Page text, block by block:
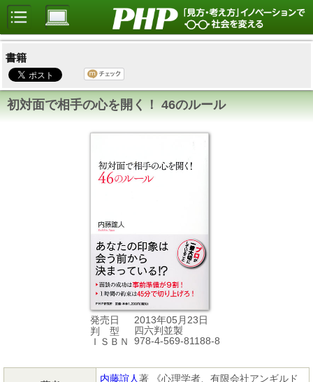
書籍
初対面で相手の心を開く！ 46のルール
発売日
2013年05月23日
判 型
四六判並製
ＩＳＢＮ
978-4-569-81188-8
内藤誼人著 《心理学者、有限会社アンギルド